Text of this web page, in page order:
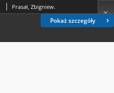
Pokaż szczegóły
Prasał, Zbigniew.